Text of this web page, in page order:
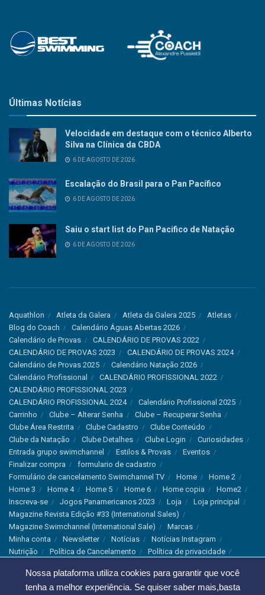
Nossa plataforma utiliza cookies para garantir que você
tenha a melhor experiência. Se quiser saber mais,basta
Últimas Notícias
Velocidade em destaque com o técnico Alberto
Silva na Clínica da CBDA
6 DE AGOSTO DE 2026
Escalação do Brasil para o Pan Pacífico
6 DE AGOSTO DE 2026
Saiu o start list do Pan Pacifico de Natação
6 DE AGOSTO DE 2026
Aquathlon Atleta da Galera Atleta da Galera 2025
Atletas
Blog do Coach
Calendário Águas Abertas 2026
Calendário de Provas
CALENDÁRIO DE PROVAS 2022
CALENDÁRIO DE PROVAS 2023
CALENDÁRIO DE PROVAS 2024
Calendário de Provas 2025
Calendário Natação 2026
Calendário Profissional
CALENDÁRIO PROFISSIONAL 2022
CALENDÁRIO PROFISSIONAL 2023
CALENDÁRIO PROFISSIONAL 2024
Calendário Profissional 2025
Carrinho
Clube – Alterar Senha
Clube – Recuperar Senha
Clube Área Restrita
Clube Cadastro
Clube Conteúdo
Clube da Natação
Clube Detalhes Clube Login
Curiosidades
Entrada grupo swimchannel
Estilos & Provas
Eventos
Finalizar compra
formulario de cadastro
Formulário de cancelamento Swimchannel TV
Home
Home 2
Home 3
Home 4 Home 5 Home 6 Home copia
Home2
Inscreva-se
Jogos Panamericanos 2023 Loja
Loja principal
Magazine Revista Edição #33 (International Sales)
Magazine Swimchannel (International Sale)
Marcas
Minha conta
Newsletter Notícias
Notícias Instagram
Nutrição
Política de Cancelamento
Política de privacidade
Recordes & Rankings
Revistas Saúde
Sobre Nós
Swimchannel
Thank You Treino Troca e Devolução